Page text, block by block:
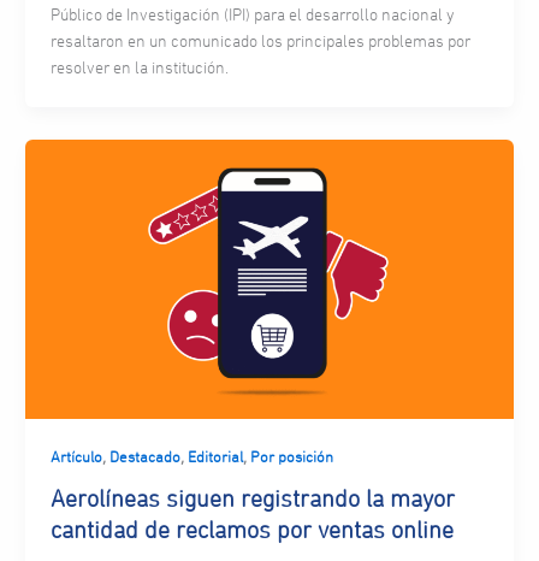
Público de Investigación (IPI) para el desarrollo nacional y
resaltaron en un comunicado los principales problemas por
resolver en la institución.
Artículo, Destacado, Editorial, Por posición
Aerolíneas siguen registrando la mayor
cantidad de reclamos por ventas online